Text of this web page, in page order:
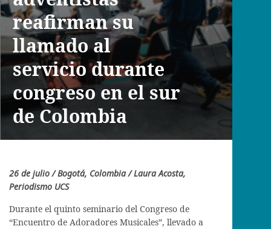
reafirman su
llamado al
servicio durante
congreso en el sur
de Colombia
26 de julio / Bogotá, Colombia / Laura Acosta,
Periodismo UCS
Durante el quinto seminario del Congreso de
“Encuentro de Adoradores Musicales”, llevado a